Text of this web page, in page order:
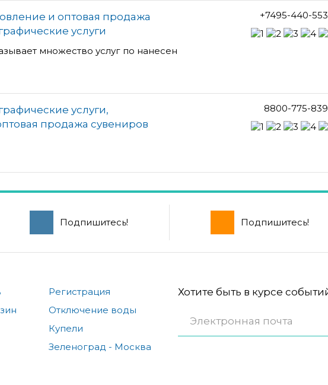
и оптовая продажа
услуги
множество услуг по нанесен
+7495-440-
услуги,
продажа сувениров
8800-775-
Подпишитесь! Подпишитесь!
Регистрация
Отключение воды
Купели
Зеленоград - Москва
Хотите быть в курсе